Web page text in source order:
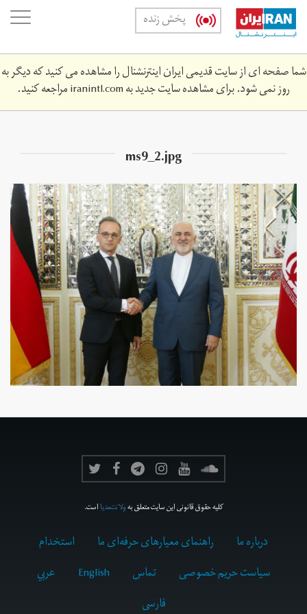
Skip
main
content
پخش زنده
شما صفحه ای از سایت قدیمی ایران اینترنشنال را مشاهده می کنید که دیگر به
روز نمی شود. برای مشاهده سایت جدید بهiranintl.comمراجعه کنید.
ms9_2.jpg
کلیه حقوق قانونی این سایت متعلق بهولانت‌مدیااست.
درباره ما راهنمای معیارهای حرفه‌ای ما
استخدام
سیاست حریم خصوصی
تماس English
عربي
فارسى